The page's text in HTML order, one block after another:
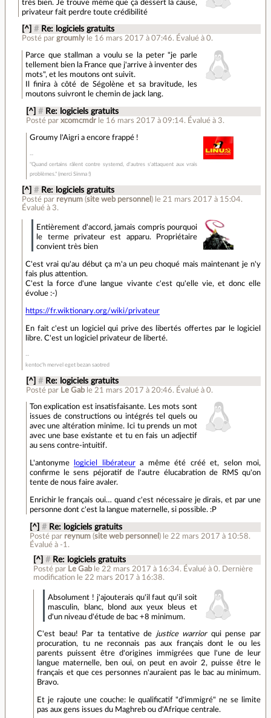
très bien. Je trouve même que ça dessert la cause,
privateur fait perdre toute crédibilité
[^] # Re: logiciels gratuits
Posté pargroumly le 16 mars 2017 à 07:46. Évalué à0.
Parce que stallman a voulu se la peter "je parle
tellement bien la France que j'arrive à inventer des
mots", et les moutons ont suivit.
Il finira à côté de Ségolène et sa bravitude, les
moutons suivront le chemin de jack lang.
[^] # Re: logiciels gratuits
Posté par xcomcmdr le 16 mars 2017 à 09:14. Évalué à 3.
Groumy l'Aigri a encore frappé !
"Quand certains râlent contre systemd, d'autres s'attaquent aux vrais
problèmes." (merci Sinma !)
[^] # Re: logiciels gratuits
Posté par reynum (site web personnel ) le 21 mars 2017 à 15:04.
Évalué à 3.
Entièrement d'accord, jamais compris pourquoi
le terme privateur est apparu. Propriétaire
convient très bien
C'est vrai qu'au début ça m'a un peu choqué mais maintenant je n'y
fais plus attention.
C'est la force d'une langue vivante c'est qu'elle vie, et donc elle
évolue :-)
https://fr.wiktionary.org/wiki/privateur
En fait c'est un logiciel qui prive des libertés offertes par le logiciel
libre. C'est un logiciel privateur de liberté.
kentoc'h mervel eget bezan saotred
[^] # Re: logiciels gratuits
Posté par Le Gab le 21 mars 2017 à 20:46. Évalué à 0.
Ton explication est insatisfaisante. Les mots sont
issues de constructions ou intégrés tel quels ou
avec une altération minime. Ici tu prends un mot
avec une base existante et tu en fais un adjectif
au sens contre-intuitif.
L'antonyme logiciel libérateura même été créé et, selon moi,
confirme le sens péjoratif de l'autre élucabration de RMS qu'on
tente de nous faire avaler.
Enrichir le français oui… quand c'est nécessaire je dirais, et par une
personne dont c'est la langue maternelle, si possible. :P
[^] # Re: logiciels gratuits
Posté par reynum(site web personnel ) le 22 mars 2017 à 10:58.
Évalué à -1 .
[^] # Re: logiciels gratuits
Posté par Le Gab le 22 mars 2017 à 16:34. Évalué à0. Dernière
modification le 22 mars 2017 à 16:38.
Absolument ! j'ajouterais qu'il faut qu'il soit
masculin, blanc, blond aux yeux bleus et
d'un niveau d'étude de bac +8 minimum.
C'est beau! Par ta tentative de justice warriorqui pense par
procuration, tu ne reconnais pas aux français dont le ou les
parents puissent être d'origines immigrées que l'une de leur
langue maternelle, ben oui, on peut en avoir 2, puisse être le
français et que ces personnes n'auraient pas le bac au minimum.
Bravo.
Et je rajoute une couche: le qualificatif "d'immigré" ne se limite
pas aux gens issues du Maghreb ou d'Afrique centrale.